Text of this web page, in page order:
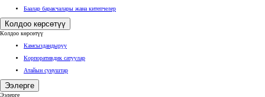
Баалар баракчалары жана китепчелер
Колдоо көрсөтүү
Колдоо көрсөтүү
Камсыздандыруу
Корпоративдик сатуулар
Атайын сунуштар
Ээлерге
Ээлерге